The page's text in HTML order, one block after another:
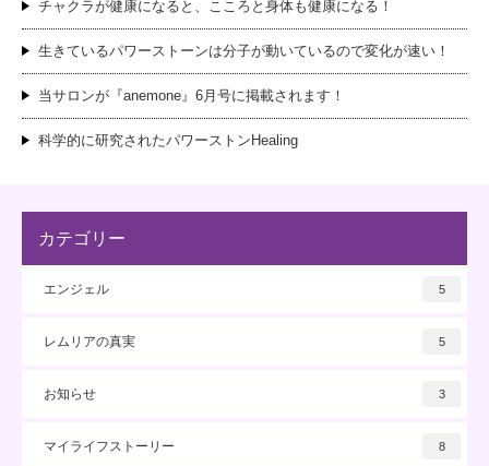
チャクラが健康になると、こころと身体も健康になる！
生きているパワーストーンは分子が動いているので変化が速い！
当サロンが『anemone』6月号に掲載されます！
科学的に研究されたパワーストンHealing
カテゴリー
エンジェル 5
レムリアの真実 5
お知らせ 3
マイライフストーリー 8